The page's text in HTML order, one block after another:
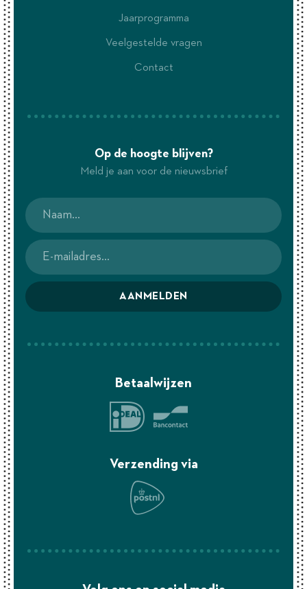
Jaarprogramma
Veelgestelde vragen
Contact
Op de hoogte blijven?
Meld je aan voor de nieuwsbrief
AANMELDEN
Betaalwijzen
Verzending via